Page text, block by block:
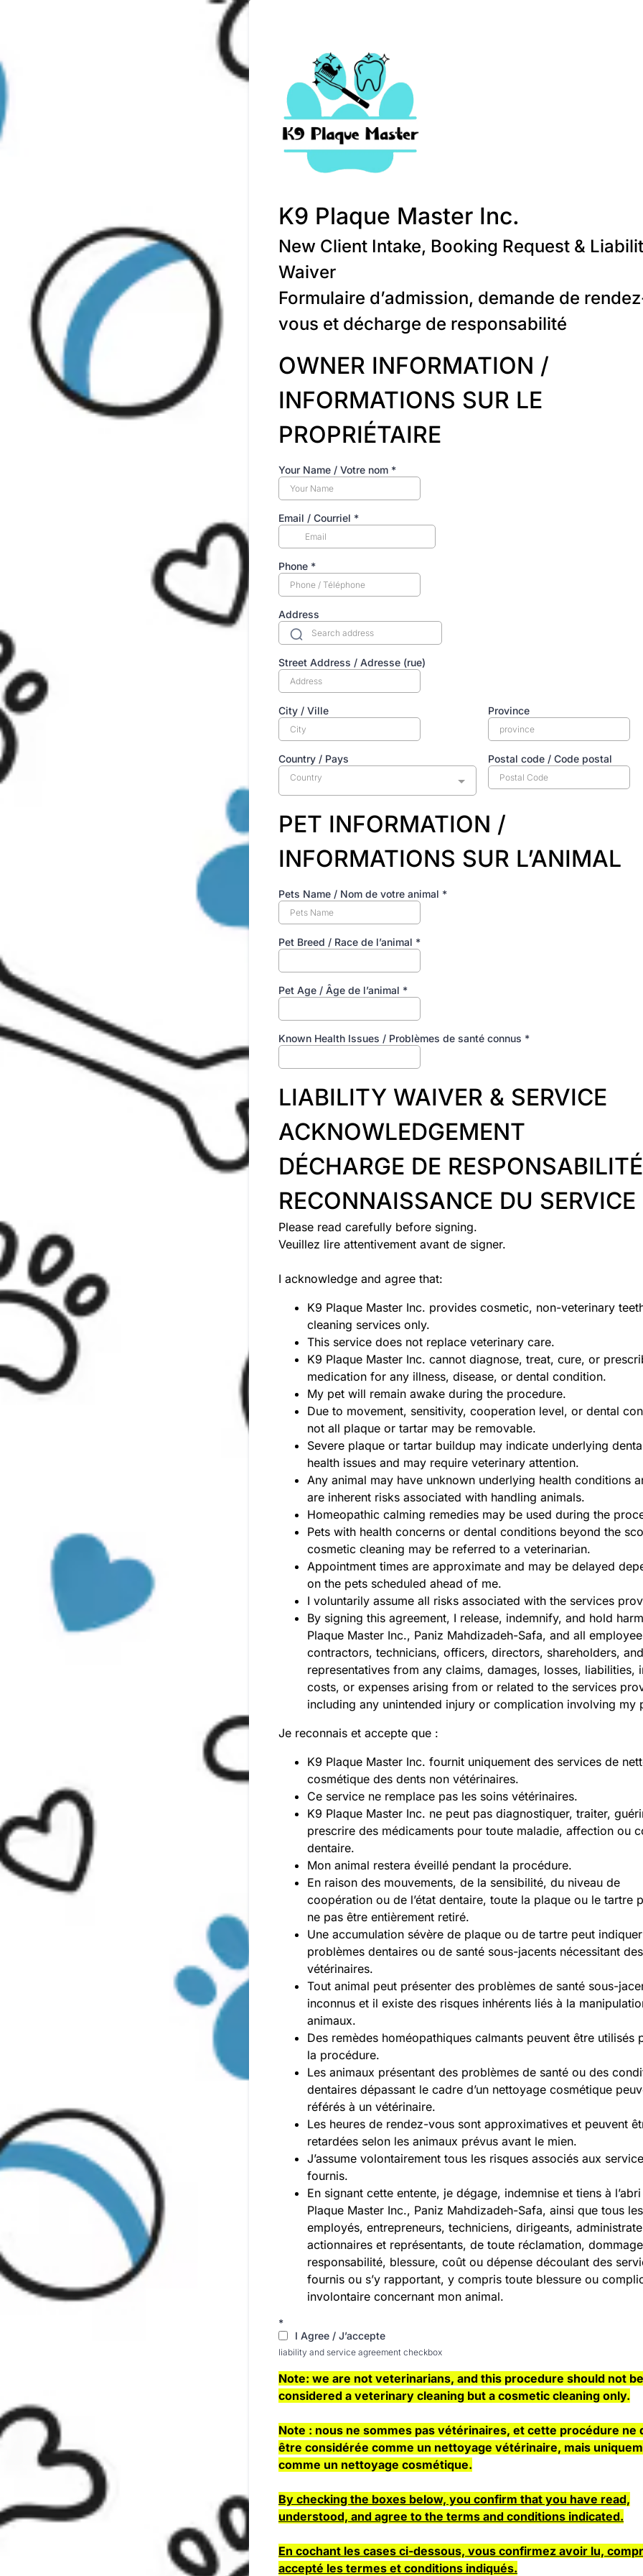
K9 Plaque Master Inc.
New Client Intake, Booking Request &
Waiver
Formulaire d’admission, demande de
vous et décharge de responsabilité
OWNER INFORMATION /
INFORMATIONS SUR LE
PROPRIÉTAIRE
Your Name / Votre nom *
Email / Courriel *
Phone *
Address
Street Address / Adresse (rue)
City / Ville Province
Country / Pays
Country
Postal code / Code postal
PET INFORMATION /
INFORMATIONS SUR L’ANIMAL
Pets Name / Nom de votre animal *
Pet Breed / Race de l’animal *
Pet Age / Âge de l’animal *
Known Health Issues / Problèmes de santé connus *
LIABILITY WAIVER & SERVICE
ACKNOWLEDGEMENT
DÉCHARGE DE
RECONNAISSANCE DU SERVICE
Please read carefully before signing.
Veuillez lire attentivement avant de signer.
I acknowledge and agree that:
K9 Plaque Master Inc. provides cosmetic, non-veterinary
cleaning services only.
This service does not replace veterinary care.
K9 Plaque Master Inc. cannot diagnose, treat, cure, or
medication for any illness, disease, or dental condition.
My pet will remain awake during the procedure.
Due to movement, sensitivity, cooperation level, or dental
not all plaque or tartar may be removable.
Severe plaque or tartar buildup may indicate underlying
health issues and may require veterinary attention.
Any animal may have unknown underlying health conditions
are inherent risks associated with handling animals.
Homeopathic calming remedies may be used during the
Pets with health concerns or dental conditions beyond the
cosmetic cleaning may be referred to a veterinarian.
Appointment times are approximate and may be delayed
on the pets scheduled ahead of me.
I voluntarily assume all risks associated with the services
By signing this agreement, I release, indemnify, and hold
Plaque Master Inc., Paniz Mahdizadeh-Safa, and all
contractors, technicians, officers, directors, shareholders, and
representatives from any claims, damages, losses, liabilities,
costs, or expenses arising from or related to the services
including any unintended injury or complication involving my
Je reconnais et accepte que :
K9 Plaque Master Inc. fournit uniquement des services de
cosmétique des dents non vétérinaires.
Ce service ne remplace pas les soins vétérinaires.
K9 Plaque Master Inc. ne peut pas diagnostiquer, traiter,
prescrire des médicaments pour toute maladie, affection ou
dentaire.
Mon animal restera éveillé pendant la procédure.
En raison des mouvements, de la sensibilité, du niveau de
coopération ou de l’état dentaire, toute la plaque ou le tartre
ne pas être entièrement retiré.
Une accumulation sévère de plaque ou de tartre peut
problèmes dentaires ou de santé sous-jacents nécessitant
vétérinaires.
Tout animal peut présenter des problèmes de santé sous-
inconnus et il existe des risques inhérents liés à la
animaux.
Des remèdes homéopathiques calmants peuvent être utilisés
la procédure.
Les animaux présentant des problèmes de santé ou des
dentaires dépassant le cadre d’un nettoyage cosmétique
référés à un vétérinaire.
Les heures de rendez-vous sont approximatives et peuvent
retardées selon les animaux prévus avant le mien.
J’assume volontairement tous les risques associés aux
fournis.
En signant cette entente, je dégage, indemnise et tiens à
Plaque Master Inc., Paniz Mahdizadeh-Safa, ainsi que tous les
employés, entrepreneurs, techniciens, dirigeants,
actionnaires et représentants, de toute réclamation,
responsabilité, blessure, coût ou dépense découlant des
fournis ou s’y rapportant, y compris toute blessure ou
involontaire concernant mon animal.
*
I Agree / J’accepte
liability and service agreement checkbox
Note: we are not veterinarians, and this procedure should not be
considered a veterinary cleaning but a cosmetic cleaning only.
Note : nous ne sommes pas vétérinaires, et cette procédure ne
être considérée comme un nettoyage vétérinaire, mais
comme un nettoyage cosmétique.
By checking the boxes below, you confirm that you have read,
understood, and agree to the terms and conditions indicated.
En cochant les cases ci-dessous, vous confirmez avoir lu,
accepté les termes et conditions indiqués.